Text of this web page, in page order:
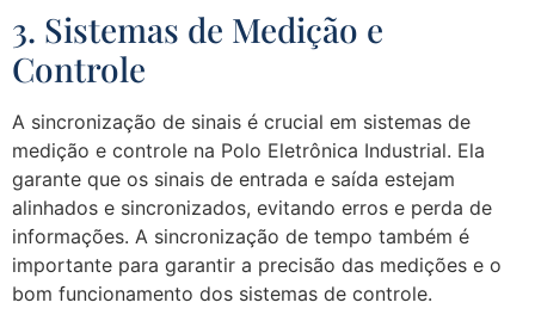
3. Sistemas de Medição e
Controle
A sincronização de sinais é crucial em sistemas de
medição e controle na Polo Eletrônica Industrial. Ela
garante que os sinais de entrada e saída estejam
alinhados e sincronizados, evitando erros e perda de
informações. A sincronização de tempo também é
importante para garantir a precisão das medições e o
bom funcionamento dos sistemas de controle.